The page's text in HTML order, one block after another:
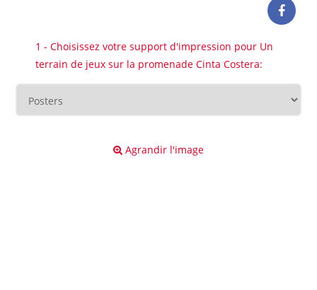
1 - Choisissez votre support d'impression pour Un
terrain de jeux sur la promenade Cinta Costera:
Agrandir l'image